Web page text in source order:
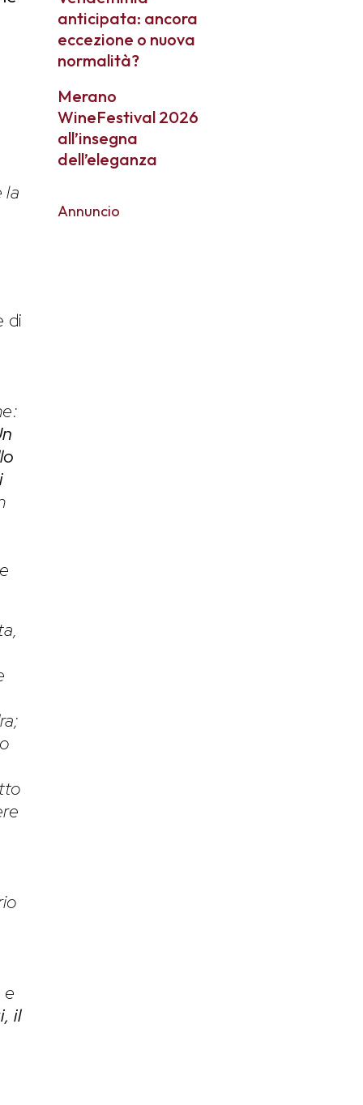
la
di
il
anticipata: ancora
eccezione o nuova
normalità?
Merano
WineFestival 2026
all’insegna
dell’eleganza
Annuncio